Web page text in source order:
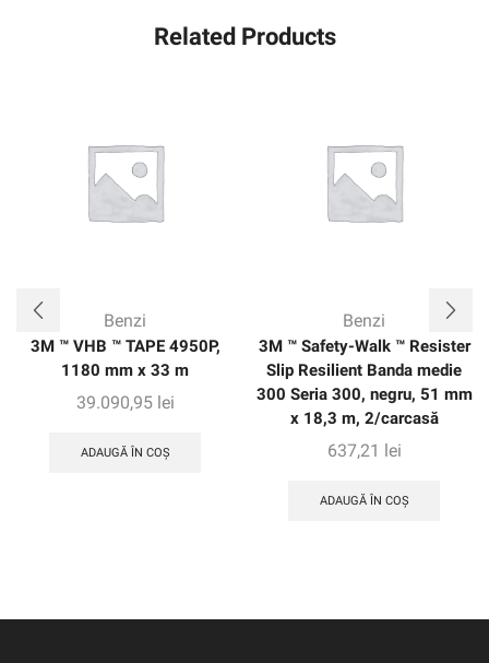
aplicații.Disponibil în dimensiuni și culori personalizate.
Related Products
Benzi
3M ™ VHB ™ TAPE 4950P,
1180 mm x 33 m
39.090,95 lei
ADAUGĂ ÎN COȘ
Benzi
3M ™ Safety-Walk ™ Resister
Slip Resilient Banda medie
300 Seria 300, negru, 51 mm
x 18,3 m, 2/carcasă
637,21 lei
ADAUGĂ ÎN COȘ